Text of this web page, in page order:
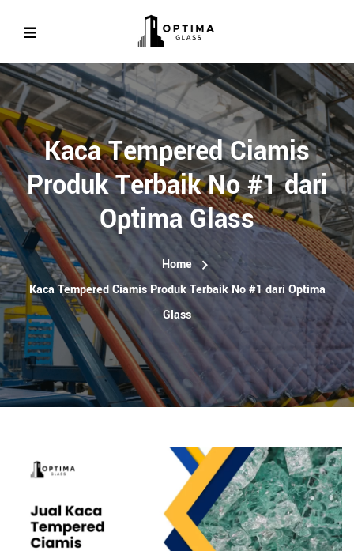
Kaca Tempered Ciamis
Produk Terbaik No #1 dari
Optima Glass
Home
Kaca Tempered Ciamis Produk Terbaik No #1 dari Optima
Glass